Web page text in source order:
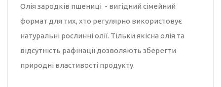
Олія зародків пшениці - вигідний сімейний
формат для тих, хто регулярно використовує
натуральні рослинні олії. Тільки якісна олія та
відсутність рафінації дозволяють зберегти
природні властивості продукту.